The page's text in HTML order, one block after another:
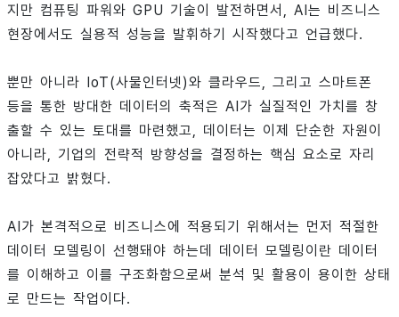
지만 컴퓨팅 파워와 GPU 기술이 발전하면서, AI는 비즈니스
현장에서도 실용적 성능을 발휘하기 시작했다고 언급했다.
뿐만 아니라 IoT(사물인터넷)와 클라우드, 그리고 스마트폰
등을 통한 방대한 데이터의 축적은 AI가 실질적인 가치를 창
출할 수 있는 토대를 마련했고, 데이터는 이제 단순한 자원이
아니라, 기업의 전략적 방향성을 결정하는 핵심 요소로 자리
잡았다고 밝혔다.
AI가 본격적으로 비즈니스에 적용되기 위해서는 먼저 적절한
데이터 모델링이 선행돼야 하는데 데이터 모델링이란 데이터
를 이해하고 이를 구조화함으로써 분석 및 활용이 용이한 상태
로 만드는 작업이다.